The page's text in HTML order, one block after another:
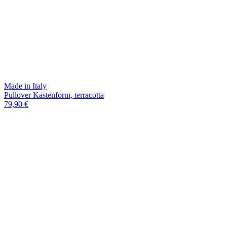
Made in Italy
Pullover Kastenform, terracotta
79,90 €